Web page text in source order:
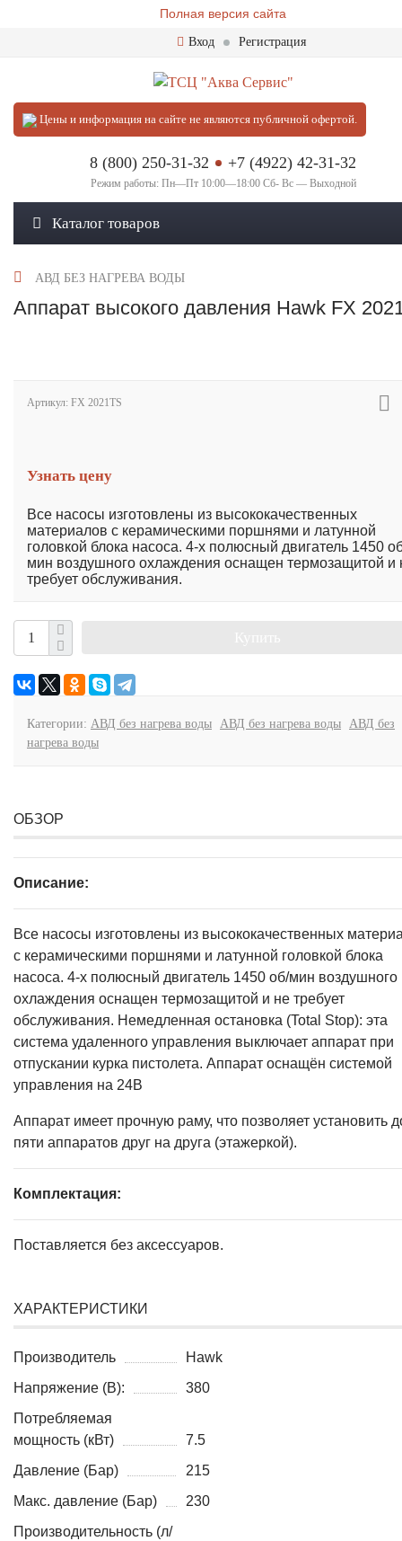
Полная версия сайта
Вход Регистрация
Цены и информация на сайте не являются публичной офертой.
8 (800) 250-31-32 +7 (4922) 42-31-32
Режим работы: Пн—Пт 10:00—18:00 Сб- Вс — Выходной
Каталог товаров
АВД БЕЗ НАГРЕВА ВОДЫ
Аппарат высокого давления Hawk FX
Артикул: FX 2021TS
Узнать цену
Все насосы изготовлены из высококачественных
материалов с керамическими поршнями и латунной
головкой блока насоса. 4-х полюсный двигатель 1450
мин воздушного охлаждения оснащен термозащитой и
требует обслуживания.
Категории: АВД без нагрева воды АВД без нагрева воды АВД без
нагрева воды
ОБЗОР
Описание:
Все насосы изготовлены из высококачественных
с керамическими поршнями и латунной головкой блока
насоса. 4-х полюсный двигатель 1450 об/мин воздушного
охлаждения оснащен термозащитой и не требует
обслуживания. Немедленная остановка (Total Stop): эта
система удаленного управления выключает аппарат при
отпускании курка пистолета. Аппарат оснащён системой
управления на 24В
Аппарат имеет прочную раму, что позволяет установить
пяти аппаратов друг на друга (этажеркой).
Комплектация:
Поставляется без аксессуаров.
ХАРАКТЕРИСТИКИ
Производитель
Hawk
Напряжение (В):
380
Потребляемая
мощность (кВт)
7.5
Давление (Бар)
215
Макс. давление (Бар)
230
Производительность (л/